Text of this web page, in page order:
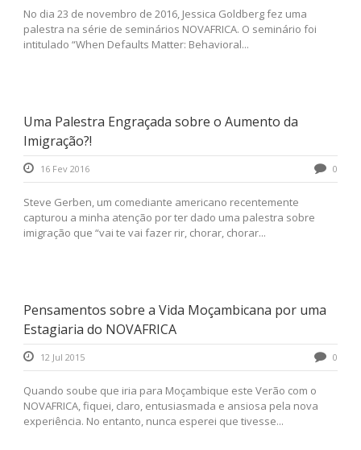
No dia 23 de novembro de 2016, Jessica Goldberg fez uma
palestra na série de seminários NOVAFRICA. O seminário foi
intitulado “When Defaults Matter: Behavioral...
Uma Palestra Engraçada sobre o Aumento da
Imigração?!
16 Fev 2016 0
Steve Gerben, um comediante americano recentemente
capturou a minha atenção por ter dado uma palestra sobre
imigração que “vai te vai fazer rir, chorar, chorar...
Pensamentos sobre a Vida Moçambicana por uma
Estagiaria do NOVAFRICA
12 Jul 2015 0
Quando soube que iria para Moçambique este Verão com o
NOVAFRICA, fiquei, claro, entusiasmada e ansiosa pela nova
experiência. No entanto, nunca esperei que tivesse...